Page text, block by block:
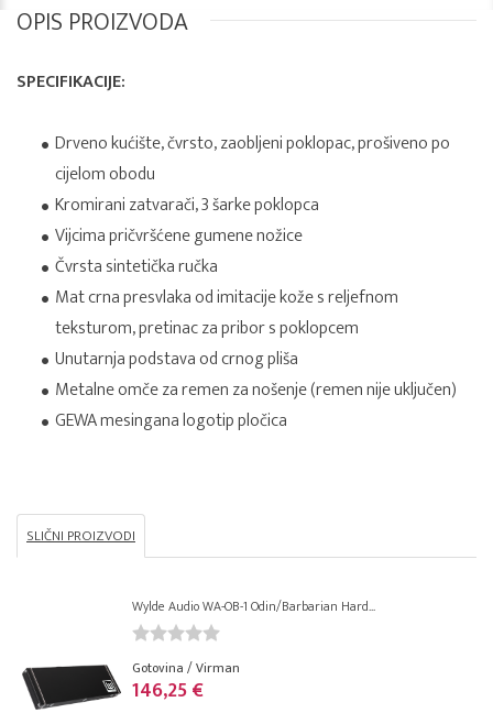
OPIS PROIZVODA
SPECIFIKACIJE:
Drveno kućište, čvrsto, zaobljeni poklopac, prošiveno po
cijelom obodu
Kromirani zatvarači, 3 šarke poklopca
Vijcima pričvršćene gumene nožice
Čvrsta sintetička ručka
Mat crna presvlaka od imitacije kože s reljefnom
teksturom, pretinac za pribor s poklopcem
Unutarnja podstava od crnog pliša
Metalne omče za remen za nošenje (remen nije uključen)
GEWA mesingana logotip pločica
SLIČNI PROIZVODI
Wylde Audio WA-OB-1 Odin/Barbarian Hard...
Gotovina / Virman
146,25 €